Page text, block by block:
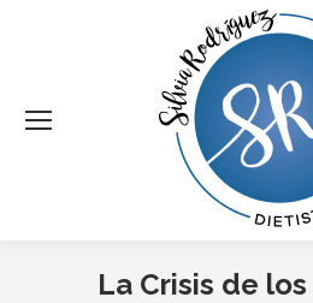
La Crisis de